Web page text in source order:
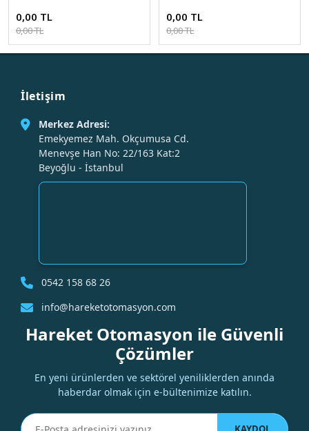
0,00 TL
0,00 TL
0,00 TL
0,00 TL
İletişim
Merkez Adresi:
Emekyemez Mah. Okçumusa Cd.
Menevşe Han No: 22/163 Kat:2
Beyoğlu - İstanbul
0542 158 68 26
info@hareketotomasyon.com
Hareket Otomasyon ile Güvenli
Çözümler
En yeni ürünlerden ve sektörel yeniliklerden anında
haberdar olmak için e-bültenimize katılın.